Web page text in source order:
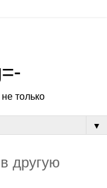
только
▼
другую